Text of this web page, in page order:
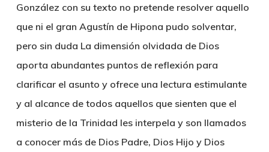
González con su texto no pretende resolver aquello
que ni el gran Agustín de Hipona pudo solventar,
pero sin duda La dimensión olvidada de Dios
aporta abundantes puntos de reflexión para
clarificar el asunto y ofrece una lectura estimulante
y al alcance de todos aquellos que sienten que el
misterio de la Trinidad les interpela y son llamados
a conocer más de Dios Padre, Dios Hijo y Dios